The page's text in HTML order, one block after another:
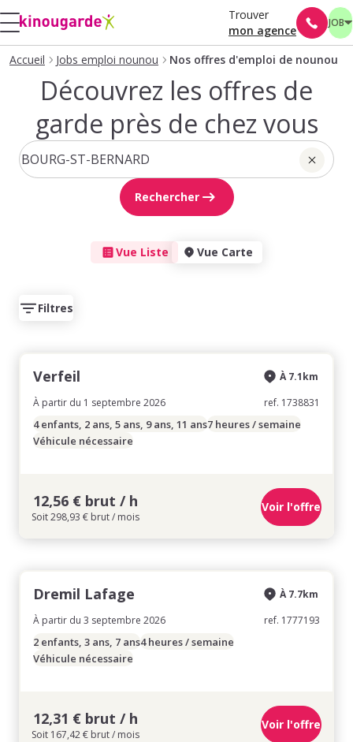
Trouver
mon agence
JOB
Accueil Jobs emploi nounou Nos offres d'emploi de nounou
Découvrez les offres de
garde près de chez vous
Rechercher
Vue Liste Vue Carte
Filtres
Verfeil
À partir du 1 septembre 2026
À 7.1km
ref. 1738831
4 enfants, 2 ans, 5 ans, 9 ans, 11 ans7 heures / semaine
Véhicule nécessaire
12,56 € brut / h
Soit 298,93 € brut / mois
Voir l'offre
Dremil Lafage
À partir du 3 septembre 2026
À 7.7km
ref. 1777193
2 enfants, 3 ans, 7 ans4 heures / semaine
Véhicule nécessaire
12,31 € brut / h
Soit 167,42 € brut / mois
Voir l'offre